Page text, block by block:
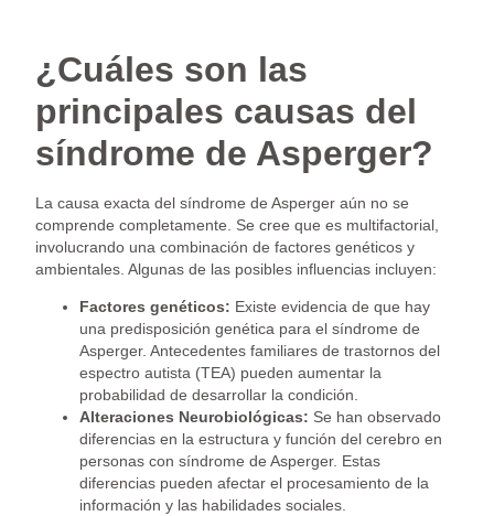
¿Cuáles son las
principales causas del
síndrome de Asperger?
La causa exacta del síndrome de Asperger aún no se
comprende completamente. Se cree que es multifactorial,
involucrando una combinación de factores genéticos y
ambientales. Algunas de las posibles influencias incluyen:
Factores genéticos: Existe evidencia de que hay
una predisposición genética para el síndrome de
Asperger. Antecedentes familiares de trastornos del
espectro autista (TEA) pueden aumentar la
probabilidad de desarrollar la condición.
Alteraciones Neurobiológicas: Se han observado
diferencias en la estructura y función del cerebro en
personas con síndrome de Asperger. Estas
diferencias pueden afectar el procesamiento de la
información y las habilidades sociales.